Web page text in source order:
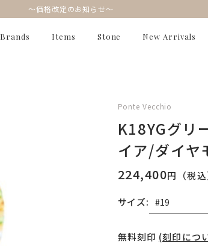
～価格改定のお知らせ～
Brands Items Stone New Arrivals
Ponte Vecchio
K18YGグリ
イア/ダイヤ
224,400円（税込
サイズ:
無料刻印 (刻印につ